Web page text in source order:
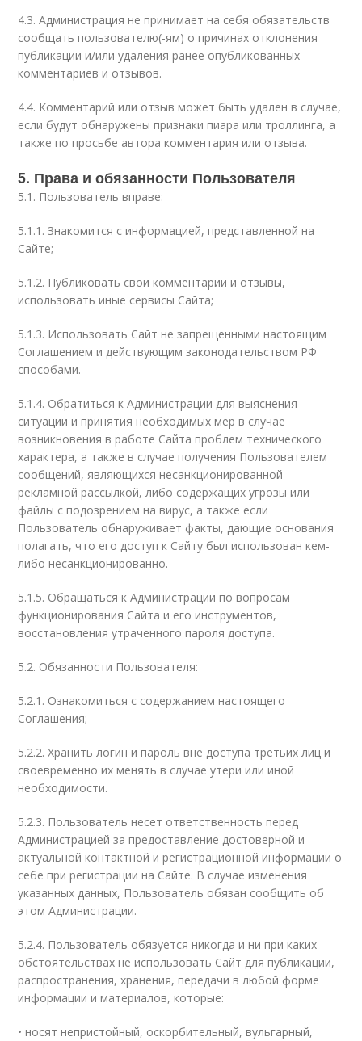
4.3. Администрация не принимает на себя обязательств
сообщать пользователю(-ям) о причинах отклонения
публикации и/или удаления ранее опубликованных
комментариев и отзывов.
4.4. Комментарий или отзыв может быть удален в случае,
если будут обнаружены признаки пиара или троллинга, а
также по просьбе автора комментария или отзыва.
5. Права и обязанности Пользователя
5.1. Пользователь вправе:
5.1.1. Знакомится с информацией, представленной на
Сайте;
5.1.2. Публиковать свои комментарии и отзывы,
использовать иные сервисы Сайта;
5.1.3. Использовать Сайт не запрещенными настоящим
Соглашением и действующим законодательством РФ
способами.
5.1.4. Обратиться к Администрации для выяснения
ситуации и принятия необходимых мер в случае
возникновения в работе Сайта проблем технического
характера, а также в случае получения Пользователем
сообщений, являющихся несанкционированной
рекламной рассылкой, либо содержащих угрозы или
файлы с подозрением на вирус, а также если
Пользователь обнаруживает факты, дающие основания
полагать, что его доступ к Сайту был использован кем-
либо несанкционированно.
5.1.5. Обращаться к Администрации по вопросам
функционирования Сайта и его инструментов,
восстановления утраченного пароля доступа.
5.2. Обязанности Пользователя:
5.2.1. Ознакомиться с содержанием настоящего
Соглашения;
5.2.2. Хранить логин и пароль вне доступа третьих лиц и
своевременно их менять в случае утери или иной
необходимости.
5.2.3. Пользователь несет ответственность перед
Администрацией за предоставление достоверной и
актуальной контактной и регистрационной информации о
себе при регистрации на Сайте. В случае изменения
указанных данных, Пользователь обязан сообщить об
этом Администрации.
5.2.4. Пользователь обязуется никогда и ни при каких
обстоятельствах не использовать Сайт для публикации,
распространения, хранения, передачи в любой форме
информации и материалов, которые:
• носят непристойный, оскорбительный, вульгарный,